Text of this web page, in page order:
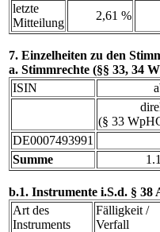
letzte
Mitteilung
2,61 %
7. Einzelheiten zu den
a. Stimmrechte (§§ 33, 34
ISIN
(§ 33
DE0007493991
Summe
b.1. Instrumente i.S.d. § 38
Art des
Instruments
Fälligkeit /
Verfall